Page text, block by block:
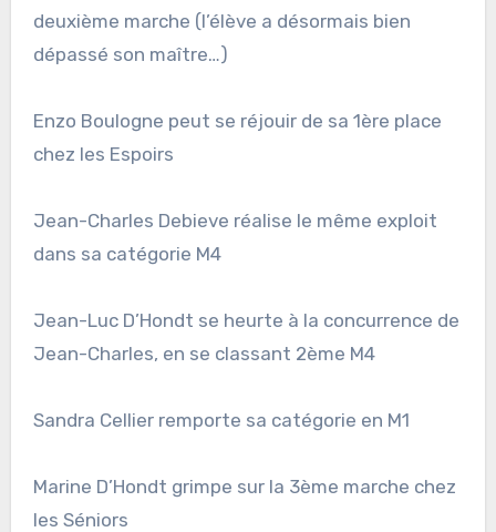
deuxième marche (l’élève a désormais bien
dépassé son maître…)
Enzo Boulogne peut se réjouir de sa 1ère place
chez les Espoirs
Jean-Charles Debieve réalise le même exploit
dans sa catégorie M4
Jean-Luc D’Hondt se heurte à la concurrence de
Jean-Charles, en se classant 2ème M4
Sandra Cellier remporte sa catégorie en M1
Marine D’Hondt grimpe sur la 3ème marche chez
les Séniors